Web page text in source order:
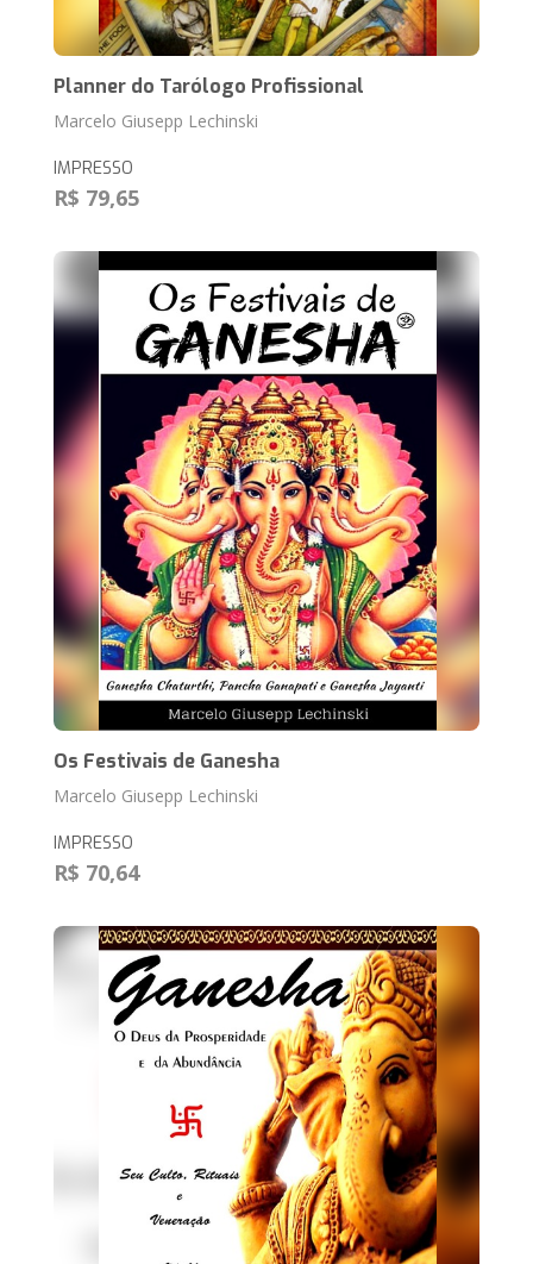
Planner do Tarólogo Profissional
Marcelo Giusepp Lechinski
IMPRESSO
R$ 79,65
Os Festivais de Ganesha
Marcelo Giusepp Lechinski
IMPRESSO
R$ 70,64